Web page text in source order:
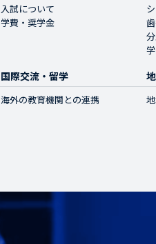
入試について
学費・奨学金
国際交流・留学
海外の教育機関との連携